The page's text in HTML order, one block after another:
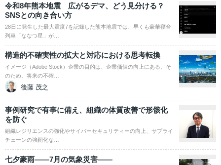
令和8年熊本地震 広がるデマ、どう見分ける？
SNSとの向き合い方
28日に発生した最大震度7を記録した熊本地震では、早くも豪華寝台
列車「ななつ星」が…
構造的不確実性の拡大と対応における思考転換
イメージ（Adobe Stock）企業の目的は、企業価値の向上にある。そ
のため、将来の不確…
後藤 茂之
事例研究で有事に備え、組織の体質改善で形骸化
を防ぐ
組織レジリエンスの強化やサイバーセキュリティーの向上、サプライ
チェーンの強靭化な…
七夕豪雨――7月の気象災害――